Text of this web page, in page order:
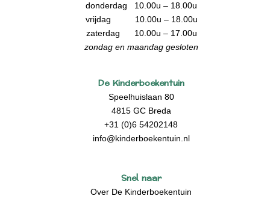
donderdag 10.00u – 18.00u
vrijdag 10.00u – 18.00u
zaterdag 10.00u – 17.00u
zondag en maandag gesloten
De Kinderboekentuin
Speelhuislaan 80
4815 GC Breda
+31 (0)6 54202148
info@kinderboekentuin.nl
Snel naar
Over De Kinderboekentuin